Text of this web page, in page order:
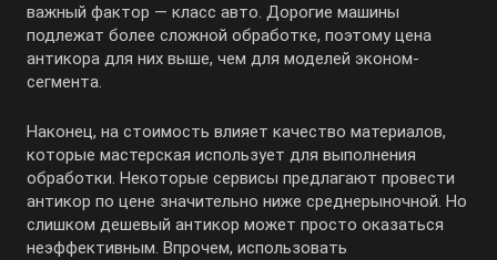
важный фактор — класс авто. Дорогие машины
подлежат более сложной обработке, поэтому цена
антикора для них выше, чем для моделей эконом-
сегмента.
Наконец, на стоимость влияет качество материалов,
которые мастерская использует для выполнения
обработки. Некоторые сервисы предлагают провести
антикор по цене значительно ниже среднерыночной. Но
слишком дешевый антикор может просто оказаться
неэффективным. Впрочем, использовать